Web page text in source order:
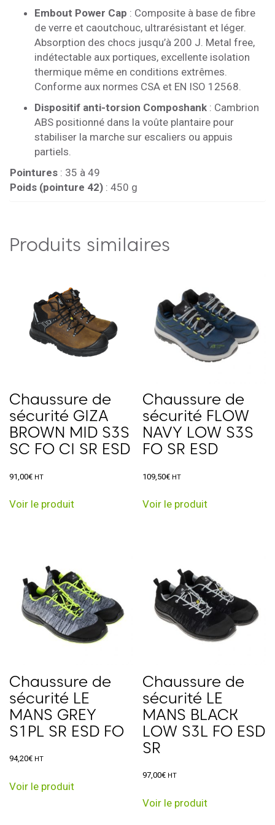
Embout Power Cap : Composite à base de fibre
de verre et caoutchouc, ultrarésistant et léger.
Absorption des chocs jusqu’à 200 J. Metal free,
indétectable aux portiques, excellente isolation
thermique même en conditions extrêmes.
Conforme aux normes CSA et EN ISO 12568.
Dispositif anti-torsion Composhank : Cambrion
ABS positionné dans la voûte plantaire pour
stabiliser la marche sur escaliers ou appuis
partiels.
Pointures : 35 à 49
Poids (pointure 42) : 450 g
Produits similaires
Chaussure de
sécurité GIZA
BROWN MID S3S
SC FO CI SR ESD
91,00€ HT
Voir le produitproduit
options
peuvent
être
choisies
sur
du
produit
Chaussure de
sécurité FLOW
NAVY LOW S3S
FO SR ESD
109,50€ HT
Voir le produitproduit
options
peuvent
être
choisies
sur
du
produit
Chaussure de
sécurité LE
MANS GREY
S1PL SR ESD FO
94,20€ HT
Voir le produitproduit
Chaussure de
sécurité LE
MANS BLACK
LOW S3L FO ESD
SR
97,00€ HT
Voir le produitproduit